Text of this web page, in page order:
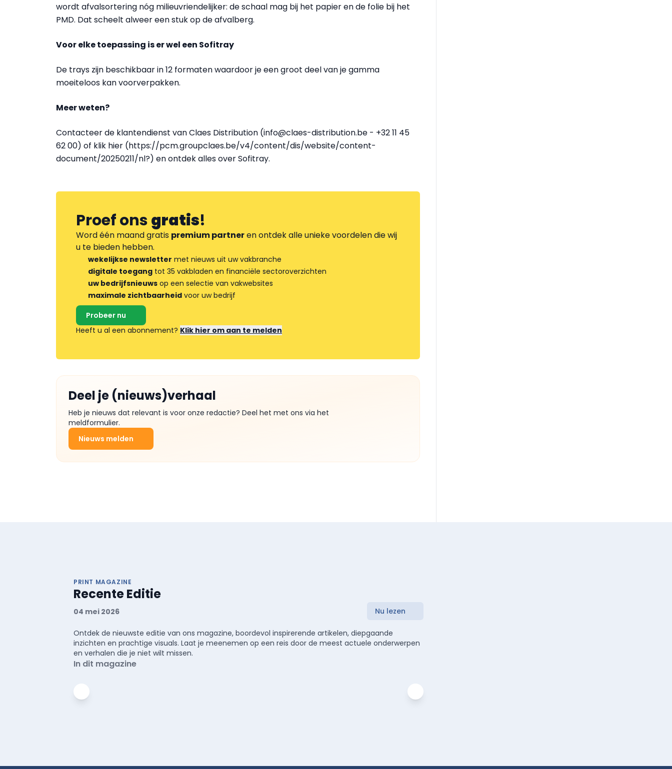
wordt afvalsortering nóg milieuvriendelijker: de schaal mag bij het papier en de folie bij het
PMD. Dat scheelt alweer een stuk op de afvalberg.
Voor elke toepassing is er wel een Sofitray
De trays zijn beschikbaar in 12 formaten waardoor je een groot deel van je gamma
moeiteloos kan voorverpakken.
Meer weten?
Contacteer de klantendienst van Claes Distribution (info@claes-distribution.be - +32 11 45
62 00) of klik hier (https://pcm.groupclaes.be/v4/content/dis/website/content-
document/20250211/nl?) en ontdek alles over Sofitray.
Proef onsgratis!
Word één maand gratis premium partneren ontdek alle unieke voordelen die wij
u te bieden hebben.
wekelijkse newsletter met nieuws uit uw vakbranche
digitale toegang tot 35 vakbladen en financiële sectoroverzichten
uw bedrijfsnieuws op een selectie van vakwebsites
maximale zichtbaarheid voor uw bedrijf
Probeer nu
Heeft u al een abonnement? Klik hier om aan te melden
Deel je (nieuws)verhaal
Heb je nieuws dat relevant is voor onze redactie? Deel het met ons via het
meldformulier.
Nieuws melden
PRINT MAGAZINE
Recente Editie
04 mei 2026 Nu lezen
Ontdek de nieuwste editie van ons magazine, boordevol inspirerende artikelen, diepgaande
inzichten en prachtige visuals. Laat je meenemen op een reis door de meest actuele onderwerpen
en verhalen die je niet wilt missen.
In dit magazine